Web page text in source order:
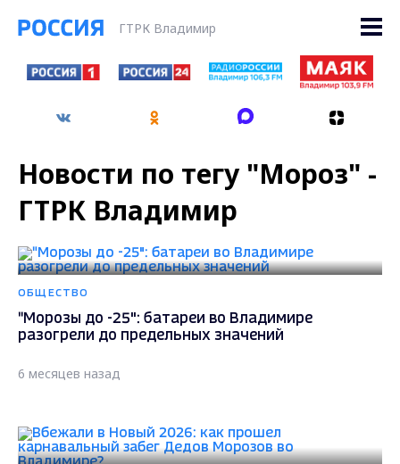
ГТРК Владимир
Новости по тегу "Мороз" -
ГТРК Владимир
ОБЩЕСТВО
"Морозы до -25": батареи во Владимире
разогрели до предельных значений
6 месяцев назад